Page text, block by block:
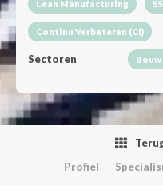
Lean Manufacturing
Continu Verbeteren (CI)
Sectoren
Profiel